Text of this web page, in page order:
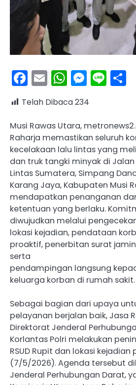
Facebook
Email Line
Telah Dibaca234
Musi Rawas Utara,
Raharja memastikan seluruh
kecelakaan lalu lintas yang
dan truk tangki minyak di Jalan
Lintas Sumatera, Simpang
Karang Jaya, Kabupaten Musi
mendapatkan penanganan
ketentuan yang berlaku.
diwujudkan melalui
lokasi kejadian, pendataan
proaktif, penerbitan surat
serta
pendampingan langsung
keluarga korban di rumah sakit.
Sebagai bagian dari upaya
pelayanan berjalan baik, Jasa
Direktorat Jenderal
Korlantas Polri melakukan
RSUD Rupit dan lokasi kejadian
(7/5/2026). Agenda tersebut
Jenderal Perhubungan Darat,